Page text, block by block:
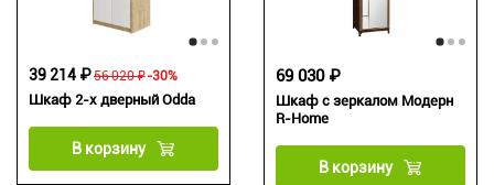
Шкаф 2-х дверный Odda
56 020 ₽
39 214 ₽ -30%
В корзину
Шкаф с зеркалом Модерн
R-Home
69 030 ₽
В корзину